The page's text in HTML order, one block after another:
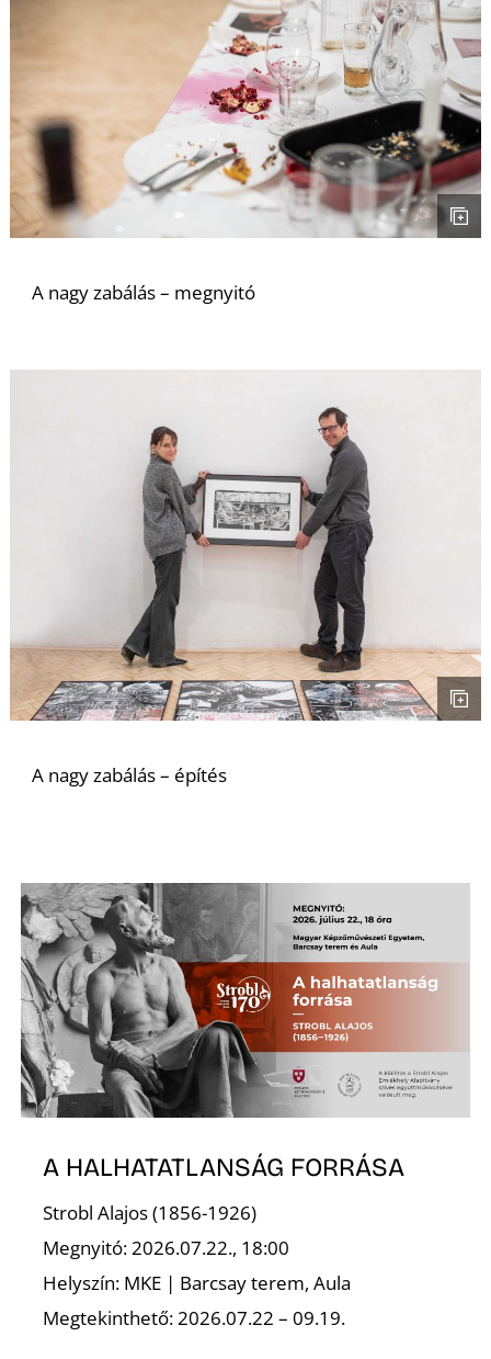
A nagy zabálás – megnyitó
A nagy zabálás – építés
A HALHATATLANSÁG FORRÁSA
Strobl Alajos (1856-1926)
Megnyitó: 2026.07.22., 18:00
Helyszín: MKE | Barcsay terem, Aula
Megtekinthető: 2026.07.22 – 09.19.